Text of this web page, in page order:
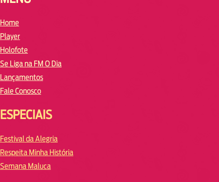
Home
Player
Holofote
Se Liga na FM O Dia
Lançamentos
Fale Conosco
ESPECIAIS
Festival da Alegria
Respeita Minha História
Semana Maluca